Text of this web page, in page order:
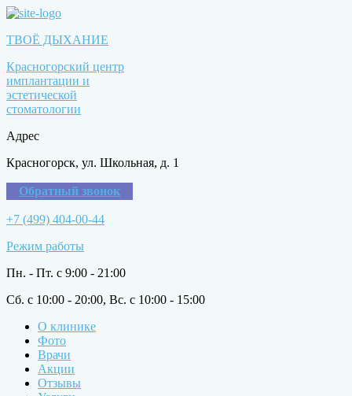
ТВОЁ ДЫХАНИЕ
Красногорский центр
имплантации и
эстетической
стоматологии
Адрес
Красногорск, ул. Школьная, д. 1
Обратный звонок
+7 (499) 404-00-44
Режим работы
Пн. - Пт. с 9:00 - 21:00
Сб. с 10:00 - 20:00, Вс. с 10:00 - 15:00
О клинике
Фото
Врачи
Акции
Отзывы